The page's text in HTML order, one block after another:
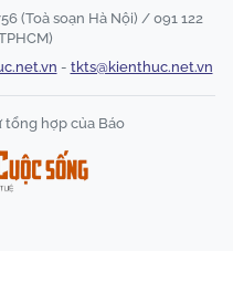
(Toà soạn Hà Nội) / 091 122
- tkts@kienthuc.net.vn
hợp của Báo